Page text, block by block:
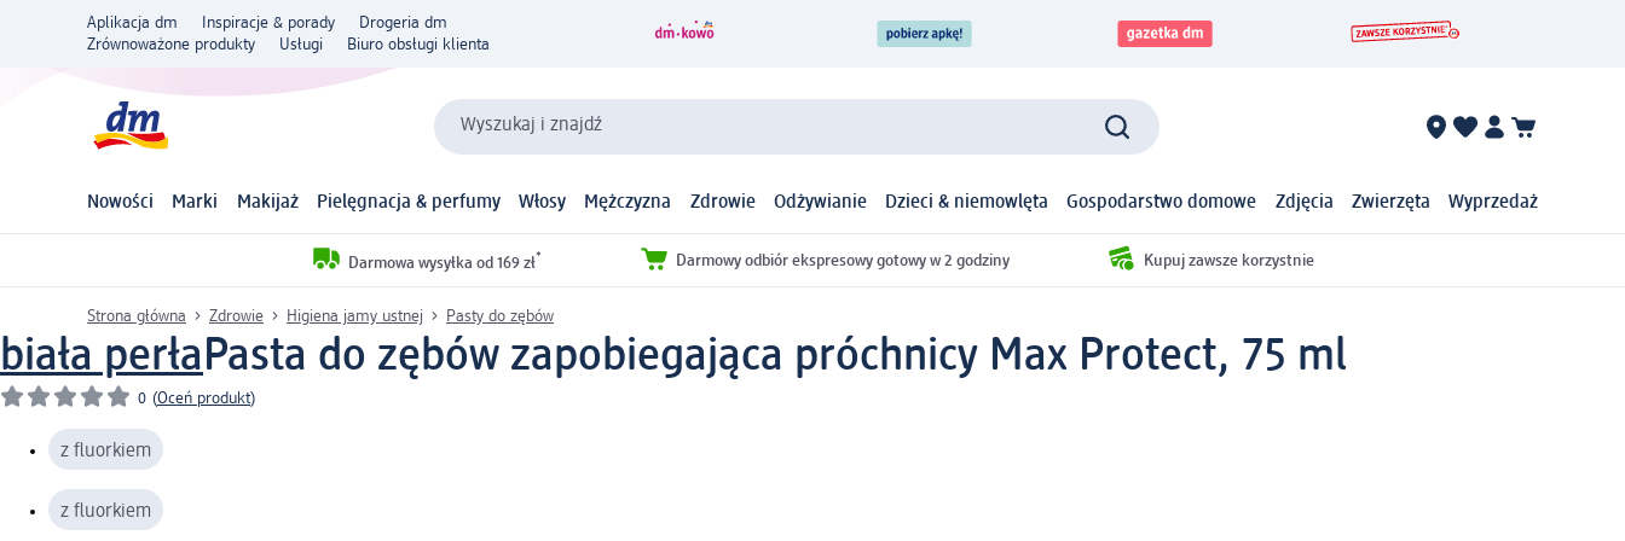
Aplikacja dm Inspiracje & porady
Drogeria dm
Zrównoważone produkty
Usługi Biuro obsługi klienta
Wyszukaj i znajdź
Nowości Marki Makijaż Pielęgnacja & perfumy Włosy Mężczyzna Zdrowie Odżywianie Dzieci & niemowlęta Gospodarstwo domowe Zdjęcia Zwierzęta Wyprzedaż
Darmowa wysyłka od 169 zł* Darmowy odbiór ekspresowy gotowy w 2 godziny Kupuj zawsze korzystnie
Strona główna Zdrowie Higiena jamy ustnej Pasty do zębów
biała perłaPasta do zębów zapobiegająca próchnicy Max Protect, 75 ml
0 (Oceń produkt)
z fluorkiem
z fluorkiem